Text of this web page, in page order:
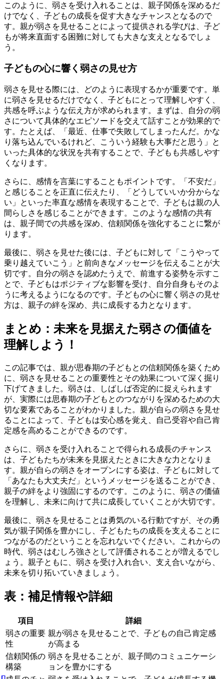
このように、弱さを受け入れることは、親子関係を深めるだ
けでなく、子どもの成長を促す大きなチャンスとなるので
す。親が弱さを見せることによって提供される学びは、子ど
もが将来直面する困難に対しても大きな支えとなるでしょ
う。
子どもの心に響く弱さの見せ方
弱さを見せる際には、どのように表現するかが重要です。単
に弱さを見せるだけでなく、子どもにとって理解しやすく、
共感を呼ぶような伝え方が求められます。まずは、自分の弱
さについて具体的なエピソードを交えて話すことが効果的で
す。たとえば、「最近、仕事で失敗してしまったんだ。かな
り落ち込んでいるけれど、こういう経験も大事だと思う」と
いった具体的な状況を共有することで、子どもも共感しやす
くなります。
さらに、感情を言葉にすることもポイントです。「不安だ」
と感じることを正直に伝えたり、「どうしていいか分からな
い」といった率直な感情を表現することで、子どもは親の人
間らしさを感じることができます。このような感情の共有
は、親子間での共感を深め、信頼関係を強化することに繋が
ります。
最後に、弱さを見せた後には、子どもに対して「こうやって
乗り越えていこう」と前向きなメッセージを伝えることが大
切です。自分の弱さを認めたうえで、前進する姿勢を示すこ
とで、子どもはポジティブな影響を受け、自分自身もそのよ
うに考えるようになるのです。子どもの心に響く弱さの見せ
方は、親子の絆を深め、共に成長する力となります。
まとめ：未来を見据えた弱さの価値を
理解しよう！
この記事では、親が思春期の子どもとの信頼関係を築くため
に、弱さを見せることの重要性とその効果について深く掘り
下げてきました。弱さは、しばしば否定的に捉えられます
が、実際には思春期の子どもとのつながりを深めるための大
切な要素であることがわかりました。親が自らの弱さを見せ
ることによって、子どもは安心感を覚え、自己受容や自己肯
定感を高めることができるのです。
さらに、弱さを受け入れることで得られる成長のチャンス
は、子どもたちが未来を見据えたときに大きな力となりま
す。親が自らの弱さをオープンにする姿は、子どもに対して
「あなたも大丈夫だ」というメッセージを送ることができ、
親子の絆をより強固にするのです。このように、弱さの価値
を理解し、未来に向けて共に成長していくことが大切です。
最後に、弱さを見せることは勇気のいる行動ですが、その勇
気が親子関係を豊かにし、子どもたちの成長を支えることに
つながるのだということを忘れないでください。これからの
時代、弱さはむしろ強さとして評価されることが増えるでし
ょう。親子ともに、弱さを受け入れ合い、支え合いながら、
未来を切り拓いていきましょう。
表：補足情報や詳細
項目
詳細
弱さの重要
性
親が弱さを見せることで、子どもの自己肯定感
が高まる
信頼関係の
構築
弱さを見せることが、親子間のコミュニケーシ
ョンを豊かにする